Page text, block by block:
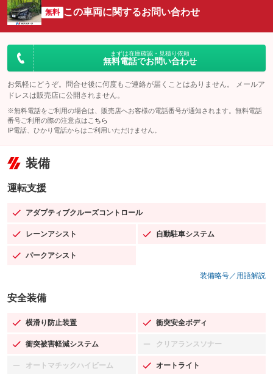
無料 この車両に関するお問い合わせ
まずは在庫確認・見積り依頼
無料電話でお問い合わせ
お気軽にどうぞ。問合せ後に何度もご連絡が届くことはありません。 メールア
ドレスは販売店に公開されません。
※無料電話をご利用の場合は、販売店へお客様の電話番号が通知されます。無料電話
番号ご利用の際の注意点は こちら
IP電話、ひかり電話からはご利用いただけません。
装備
運転支援
アダプティブクルーズコントロール
：装備あり
レーンアシスト
：装備あり 自動駐車システム
：装備あり
パークアシスト
：装備あり
装備略号／用語解説
安全装備
横滑り防止装置
：装備あり 衝突安全ボディ
：装備あり
衝突被害軽減システム
：装備あり クリアランスソナー
：装備なし
オートマチックハイビーム
：装備なし オートライト
：装備あり